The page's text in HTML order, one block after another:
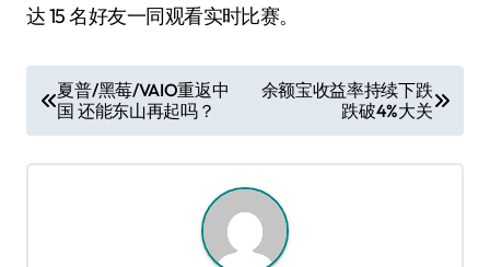
达 15 名好友一同观看实时比赛。
章
导
夏普/黑莓/VAIO重返中
国 还能东山再起吗？
余额宝收益率持续下跌
跌破4%大关